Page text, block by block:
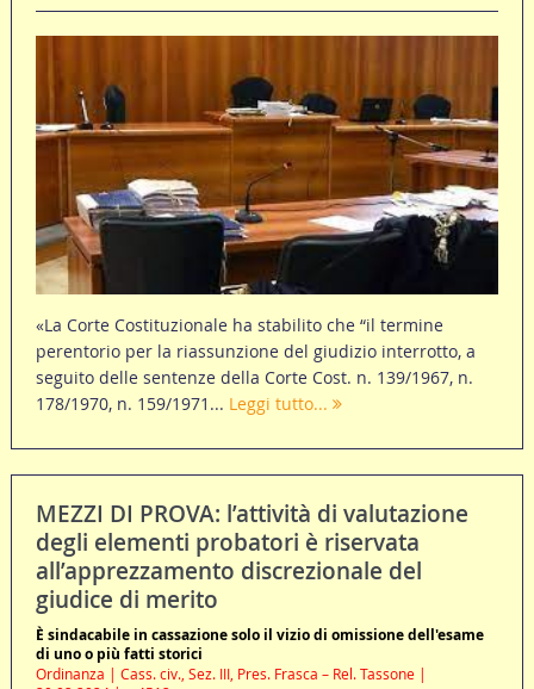
«La Corte Costituzionale ha stabilito che “il termine
perentorio per la riassunzione del giudizio interrotto, a
seguito delle sentenze della Corte Cost. n. 139/1967, n.
178/1970, n. 159/1971... Leggi tutto...
MEZZI DI PROVA: l’attività di valutazione
degli elementi probatori è riservata
all’apprezzamento discrezionale del
giudice di merito
È sindacabile in cassazione solo il vizio di omissione dell'esame
di uno o più fatti storici
Ordinanza | Cass. civ., Sez. III, Pres. Frasca – Rel. Tassone |